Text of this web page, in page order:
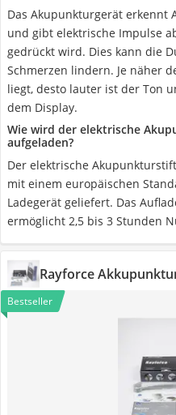
Das Akupunkturgerät erkennt
und gibt elektrische Impulse
gedrückt wird. Dies kann die
Schmerzen lindern. Je näher
liegt, desto lauter ist der Ton
dem Display.
Wie wird der elektrische
aufgeladen?
Der elektrische
mit einem europäischen
Ladegerät geliefert. Das
ermöglicht 2,5 bis 3 Stunden
Rayforce
Bestseller